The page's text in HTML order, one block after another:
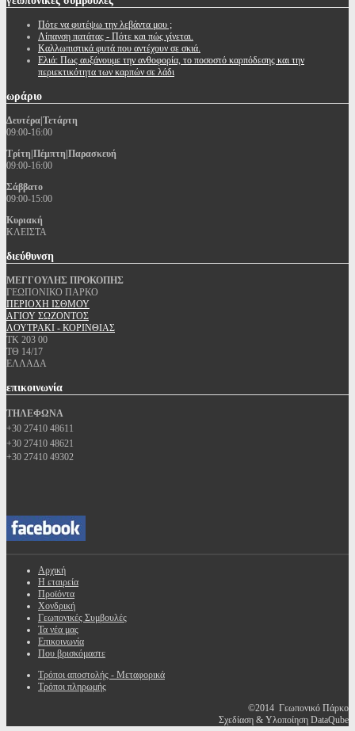
Πότε να φυτέψω την λεβάντα μου ;
Λίπανση πατάτας - Πότε και πώς γίνεται.
Καλλωπιστικά φυτά που αντέχουν σε σκιά.
Ελιά: Πως αυξάνουμε την ανθοφορία, το ποσοστό καρπόδεσης και την
περιεκτικότητα των καρπών σε λάδι
ωράριο
Δευτέρα|Τετάρτη
09:00-16:00
Τρίτη|Πέμπτη|Παρασκευή
09:00-16:00
Σάββατο
09:00-15:00
Κυριακή
ΚΛΕΙΣΤΑ
διεύθυνση
ΜΕΓΓΟΥΛΗΣ ΠΡΟΚΟΠΗΣ
ΓΕΩΠΟΝΙΚΟ ΠΑΡΚΟ
ΠΕΡΙΟΧΗ ΙΣΘΜΟΥ
ΑΓΙΟΥ ΣΩΖΟΝΤΟΣ
ΛΟΥΤΡΑΚΙ - ΚΟΡΙΝΘΙΑΣ
ΤΚ 203 00
ΤΘ 14/17
ΕΛΛΑΔΑ
επικοινωνία
ΤΗΛΕΦΩΝΑ
+30 27410 48611
+30 27410 48621
+30 27410 49302
Αρχική
Η εταιρεία
Προϊόντα
Χονδρική
Γεωπονικές Συμβουλές
Τα νέα μας
Επικοινωνία
Που βρισκόμαστε
Τρόποι αποστολής - Μεταφορικά
Τρόποι πληρωμής
©2014 Γεωπονικό Πάρκο
Σχεδίαση & Υλοποίηση DataQube